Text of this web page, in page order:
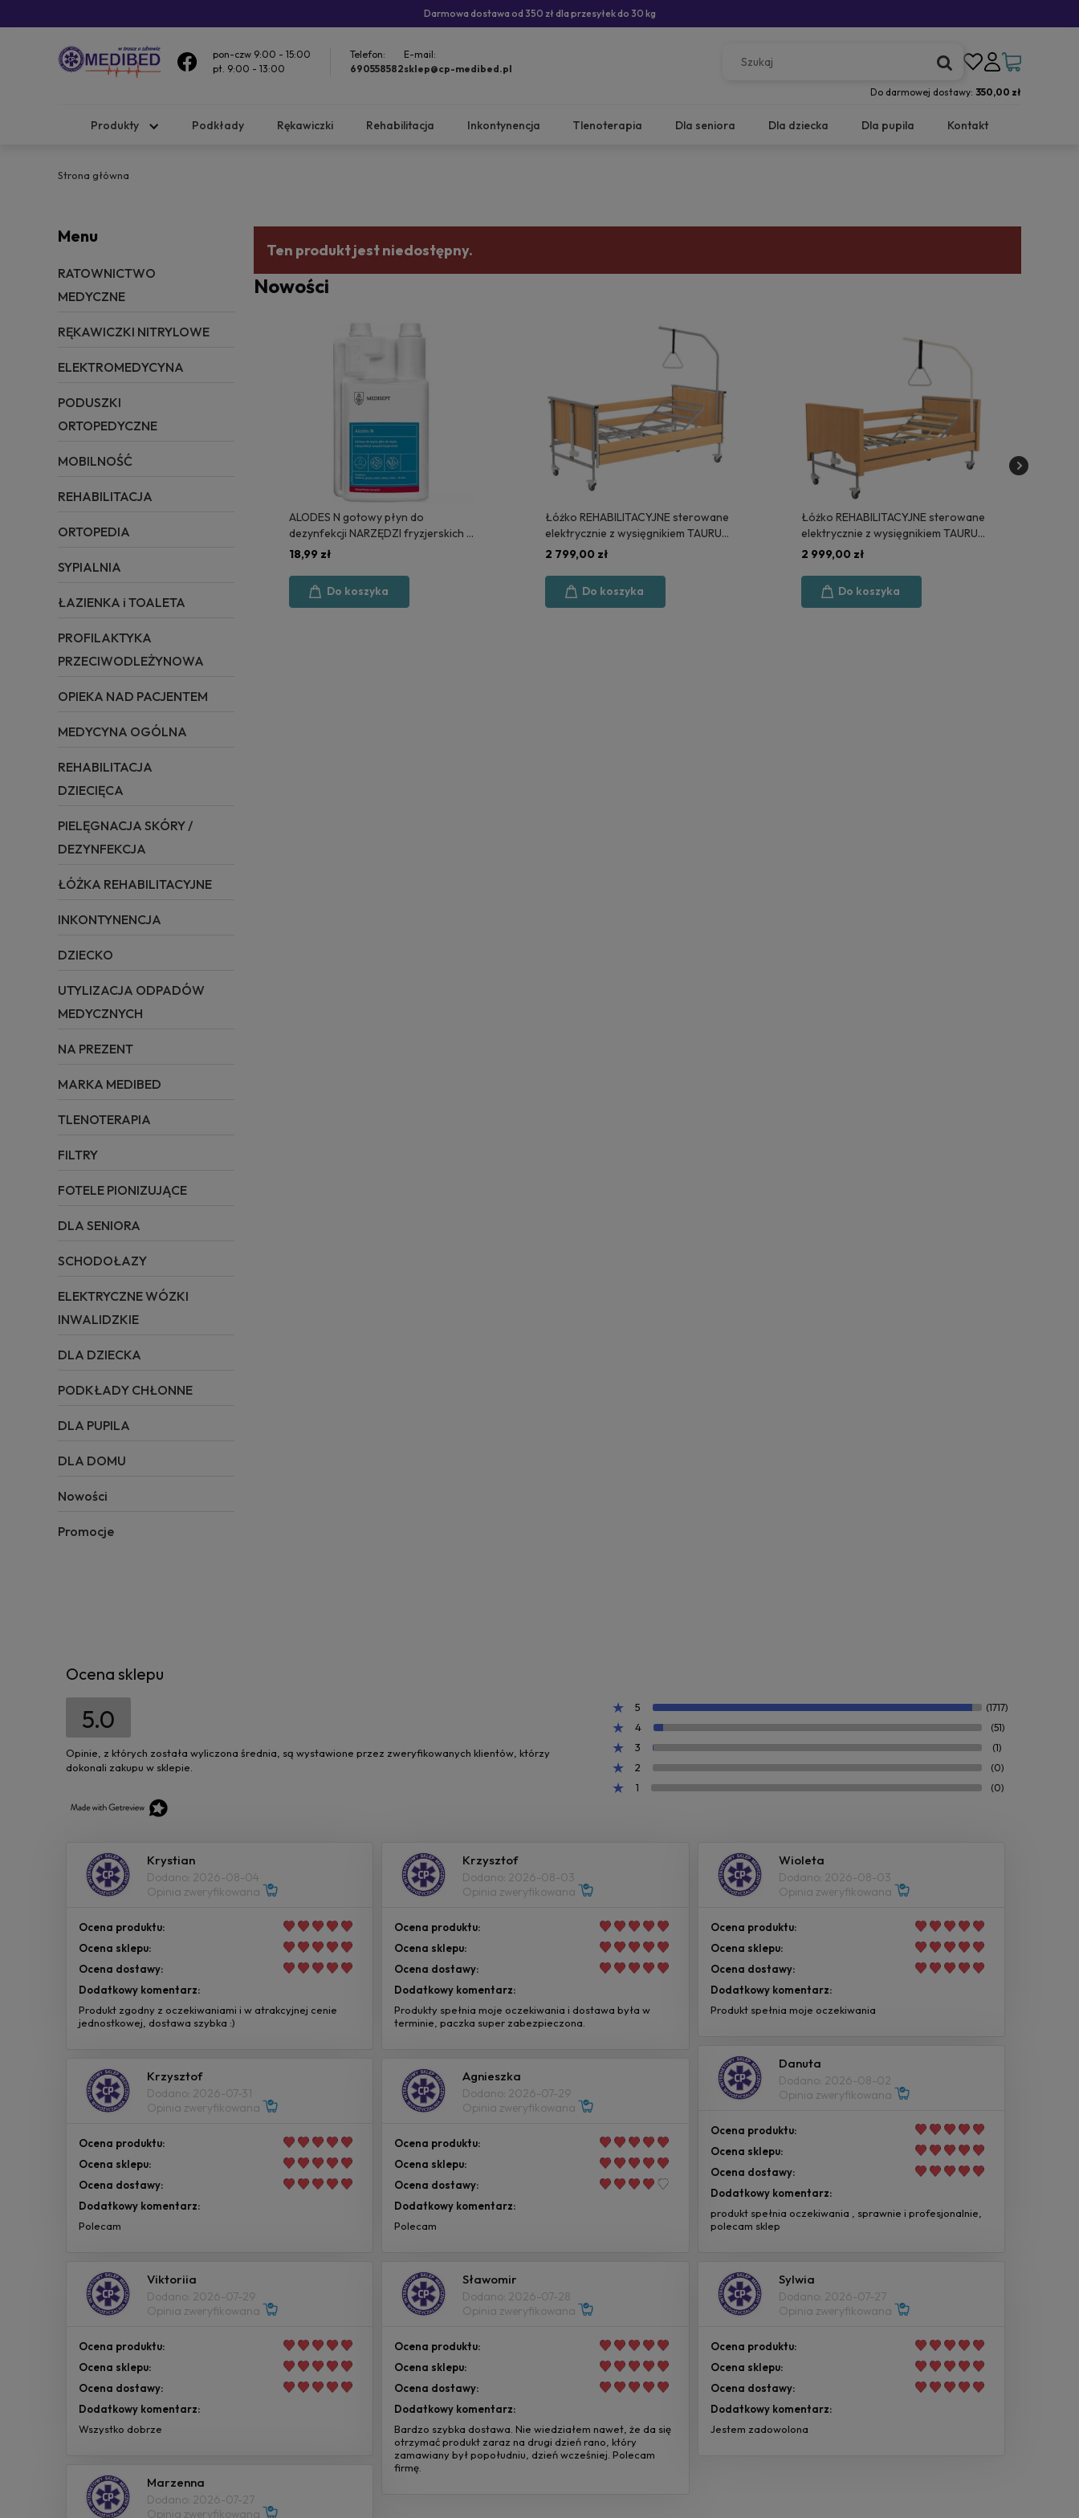
Darmowa dostawa od 350 zł dla przesyłek do 30 kg
pon-czw 9:00 - 15:00
pt. 9:00 - 13:00
Telefon:
690558582
E-mail:
sklep@cp-medibed.pl
Do darmowej dostawy: 350,00 zł
Produkty Podkłady Rękawiczki Rehabilitacja Inkontynencja Tlenoterapia Dla seniora Dla dziecka Dla pupila Kontakt
Strona główna
Menu
RATOWNICTWO
MEDYCZNE
RĘKAWICZKI NITRYLOWE
ELEKTROMEDYCYNA
PODUSZKI
ORTOPEDYCZNE
MOBILNOŚĆ
REHABILITACJA
ORTOPEDIA
SYPIALNIA
ŁAZIENKA i TOALETA
PROFILAKTYKA
PRZECIWODLEŻYNOWA
OPIEKA NAD PACJENTEM
MEDYCYNA OGÓLNA
REHABILITACJA
DZIECIĘCA
PIELĘGNACJA SKÓRY /
DEZYNFEKCJA
ŁÓŻKA REHABILITACYJNE
INKONTYNENCJA
DZIECKO
UTYLIZACJA ODPADÓW
MEDYCZNYCH
NA PREZENT
MARKA MEDIBED
TLENOTERAPIA
FILTRY
FOTELE PIONIZUJĄCE
DLA SENIORA
SCHODOŁAZY
ELEKTRYCZNE WÓZKI
INWALIDZKIE
DLA DZIECKA
PODKŁADY CHŁONNE
DLA PUPILA
DLA DOMU
Nowości
Promocje
Ten produkt jest niedostępny.
Nowości
ALODES N gotowy płyn do
dezynfekcji NARZĘDZI fryzjerskich 1
litr - MEDISEPT
18,99 zł
Do koszyka
Łóżko REHABILITACYJNE sterowane
elektrycznie z wysięgnikiem TAURUS
2 - POLSKA PRODUKCJA
2 799,00 zł
Do koszyka
Łóżko REHABILITACYJNE sterowane
elektrycznie z wysięgnikiem TAURUS
2 LUX - POLSKA PRODUKCJA
2 999,00 zł
Do koszyka
Ocena sklepu
5.0
Opinie, z których została wyliczona średnia, są wystawione przez zweryfikowanych klientów, którzy
dokonali zakupu w sklepie.
5 (1717)
4 (51)
3 (1)
2 (0)
1 (0)
Krystian
Dodano: 2026-08-04
Opinia zweryfikowana
Ocena produktu:
Ocena sklepu:
Ocena dostawy:
Dodatkowy komentarz:
Produkt zgodny z oczekiwaniami i w atrakcyjnej cenie
jednostkowej, dostawa szybka :)
Krzysztof
Dodano: 2026-08-03
Opinia zweryfikowana
Ocena produktu:
Ocena sklepu:
Ocena dostawy:
Dodatkowy komentarz:
Produkty spełnia moje oczekiwania i dostawa była w
terminie, paczka super zabezpieczona.
Wioleta
Dodano: 2026-08-03
Opinia zweryfikowana
Ocena produktu:
Ocena sklepu:
Ocena dostawy:
Dodatkowy komentarz:
Produkt spełnia moje oczekiwania
Danuta
Dodano: 2026-08-02
Opinia zweryfikowana
Ocena produktu:
Ocena sklepu:
Ocena dostawy:
Dodatkowy komentarz:
produkt spełnia oczekiwania , sprawnie i profesjonalnie,
polecam sklep
Krzysztof
Dodano: 2026-07-31
Opinia zweryfikowana
Ocena produktu:
Ocena sklepu:
Ocena dostawy:
Dodatkowy komentarz:
Polecam
Agnieszka
Dodano: 2026-07-29
Opinia zweryfikowana
Ocena produktu:
Ocena sklepu:
Ocena dostawy:
Dodatkowy komentarz:
Polecam
Viktoriia
Dodano: 2026-07-29
Opinia zweryfikowana
Ocena produktu:
Ocena sklepu:
Ocena dostawy:
Dodatkowy komentarz:
Wszystko dobrze
Sławomir
Dodano: 2026-07-28
Opinia zweryfikowana
Ocena produktu:
Ocena sklepu:
Ocena dostawy:
Dodatkowy komentarz:
Bardzo szybka dostawa. Nie wiedziałem nawet, że da się
otrzymać produkt zaraz na drugi dzień rano, który
zamawiany był popołudniu, dzień wcześniej. Polecam
firmę.
Sylwia
Dodano: 2026-07-27
Opinia zweryfikowana
Ocena produktu:
Ocena sklepu:
Ocena dostawy:
Dodatkowy komentarz:
Jestem zadowolona
Marzenna
Dodano: 2026-07-27
Opinia zweryfikowana